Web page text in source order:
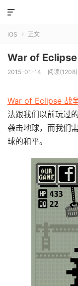

iOS  正文
War of
2015-01-14 阅读(1208)
War of Eclipse 战
法跟我们以前玩过
袭击地球，而我们
球的和平。